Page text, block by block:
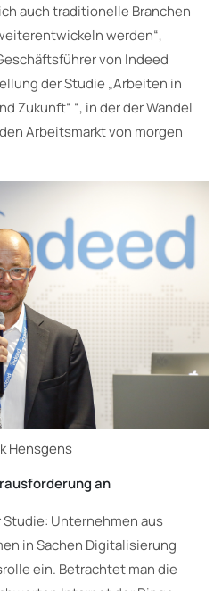
auch traditionelle Branchen
werden“,
von Indeed
der Studie „Arbeiten in
Zukunft“ “, in der der Wandel
Arbeitsmarkt von morgen
Hensgens
an
Unternehmen aus
in Sachen Digitalisierung
ein. Betrachtet man die